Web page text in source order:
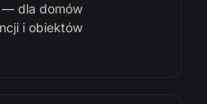
— dla domów
i obiektów